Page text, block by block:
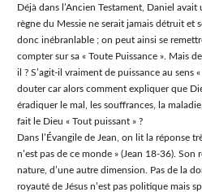
Déjà dans l’Ancien Testament, Daniel
règne du Messie ne serait jamais détruit et
donc inébranlable ; on peut ainsi se
compter sur sa « Toute Puissance ». Mais
il ? S’agit-il vraiment de puissance au sens
douter car alors comment expliquer que
éradiquer le mal, les souffrances, la
fait le Dieu « Tout puissant » ?
Dans l’Évangile de Jean, on lit la réponse
n’est pas de ce monde » (Jean 18-36). Son
nature, d’une autre dimension. Pas de la
royauté de Jésus n’est pas politique mais